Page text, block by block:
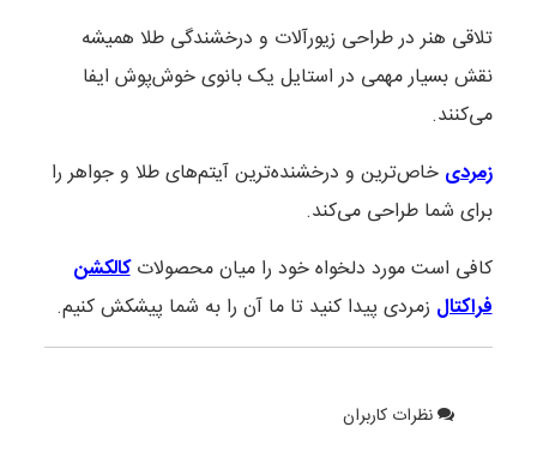
تلاقی هنر در طراحی زیورآلات و درخشندگی طلا همیشه
نقش بسیار مهمی در استایل یک بانوی خوش‌پوش ایفا
می‌کنند.
زمردی خاص‌ترین و درخشنده‌ترین آیتم‌های طلا و جواهر را
برای شما طراحی می‌کند.
کافی است مورد دلخواه خود را میان محصولات کالکشن
فراکتال زمردی پیدا کنید تا ما آن را به شما پیشکش کنیم.
نظرات کاربران